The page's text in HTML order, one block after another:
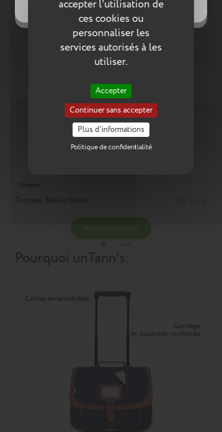
accepter l'utilisation de
ces cookies ou
personnaliser les
services autorisés à les
utiliser.
Accepter
Continuer sans accepter
Plus d'informations
Politique de confidentialité
Trousse Basile bleue
Ajouter au panier
Pourquoi unTann's:
((cancelText))
((cancelText))